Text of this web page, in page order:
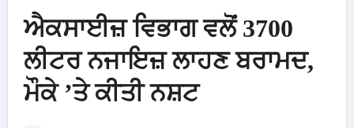
ਐਕਸਾਈਜ਼ ਵਿਭਾਗ ਵਲੋਂ 3700
ਲੀਟਰ ਨਜਾਇਜ਼ ਲਾਹਣ ਬਰਾਮਦ,
ਮੌਕੇ ’ਤੇ ਕੀਤੀ ਨਸ਼ਟ